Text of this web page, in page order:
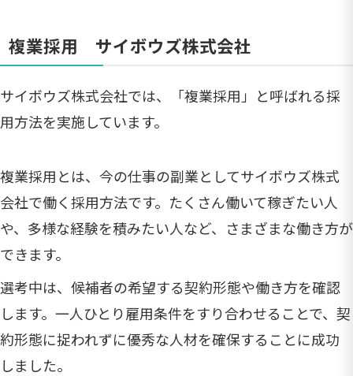
複業採用 サイボウズ株式会社
サイボウズ株式会社では、「複業採用」と呼ばれる採
用方法を実施しています。
複業採用とは、今の仕事の副業としてサイボウズ株式
会社で働く採用方法です。たくさん働いて稼ぎたい人
や、多様な経験を積みたい人など、さまざまな働き方が
できます。
選考中は、候補者の希望する契約形態や働き方を確認
します。一人ひとり雇用条件をすり合わせることで、契
約形態に捉われずに優秀な人材を確保することに成功
しました。